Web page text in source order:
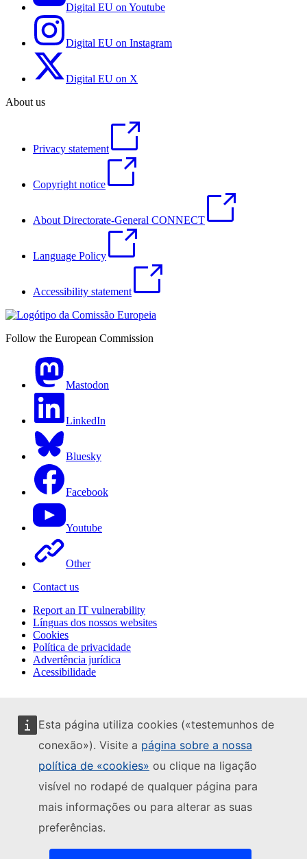
Esta página utiliza cookies («testemunhos de
conexão»). Visite a página sobre a nossa
política de «cookies» ou clique na ligação
visível no rodapé de qualquer página para
mais informações ou para alterar as suas
preferências.
Digital EU on Youtube
Digital EU on Instagram
Digital EU on X
About us
Privacy statement
Copyright notice
About Directorate-General CONNECT
Language Policy
Accessibility statement
Follow the European Commission
Mastodon
LinkedIn
Bluesky
Facebook
Youtube
Other
Contact us
Report an IT vulnerability
Línguas dos nossos websites
Cookies
Política de privacidade
Advertência jurídica
Acessibilidade